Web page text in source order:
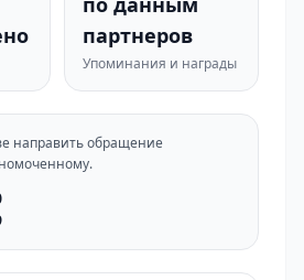
партнеров
Упоминания и награды
направить обращение